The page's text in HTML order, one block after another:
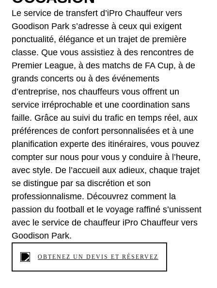
Le service de transfert d’iPro Chauffeur vers
Goodison Park s’adresse à ceux qui exigent
ponctualité, élégance et un trajet de première
classe. Que vous assistiez à des rencontres de
Premier League, à des matchs de FA Cup, à de
grands concerts ou à des événements
d’entreprise, nos chauffeurs vous offrent un
service irréprochable et une coordination sans
faille. Grâce au suivi du trafic en temps réel, aux
préférences de confort personnalisées et à une
planification experte des itinéraires, vous pouvez
compter sur nous pour vous y conduire à l’heure,
avec style. De l’accueil aux adieux, chaque trajet
se distingue par sa discrétion et son
professionnalisme. Découvrez comment la
passion du football et le voyage raffiné s’unissent
avec le service de chauffeur iPro Chauffeur vers
Goodison Park.
OBTENEZ UN DEVIS ET RÉSERVEZ